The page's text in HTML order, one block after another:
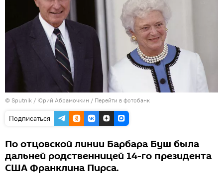
© Sputnik / Юрий Абрамочкин / Перейти в фотобанк
Подписаться
По отцовской линии Барбара Буш была
дальней родственницей 14-го президента
США Франклина Пирса.